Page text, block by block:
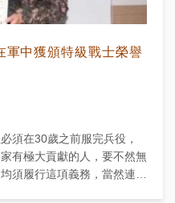
軍中獲頒特級戰士榮譽
須在30歲之前服完兵役，
有極大貢獻的人，要不然無
須履行這項義務，當然連當